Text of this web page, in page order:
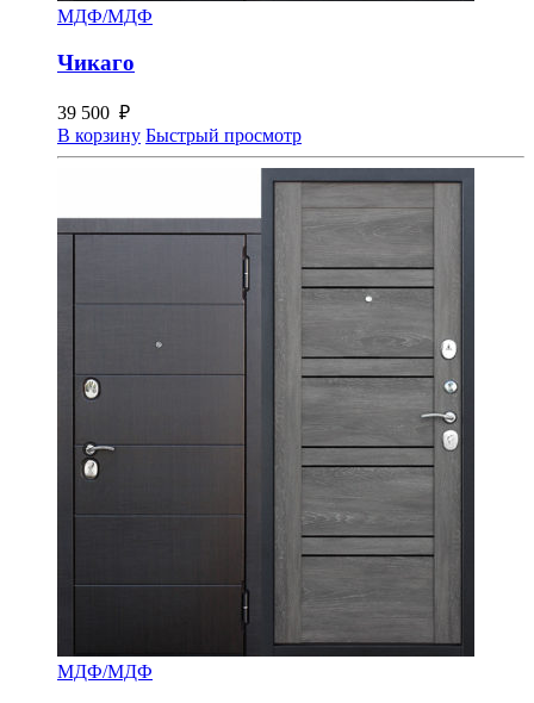
МДФ/МДФ
Чикаго
39 500 ₽
В корзину Быстрый просмотр
МДФ/МДФ